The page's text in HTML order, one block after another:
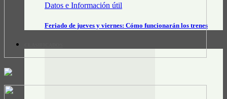
Datos e Información útil
Feriado de jueves y viernes: Cómo funcionarán los trenes